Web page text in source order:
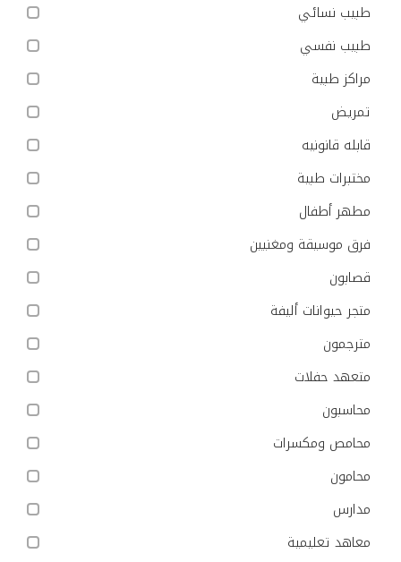
طبيب نسائي
طبيب نفسي
مراكز طبية
تمريض
قابله قانونيه
مختبرات طبية
مطهر أطفال
فرق موسيقة ومغنيين
قصابون
متجر حيوانات أليفة
مترجمون
متعهد حفلات
محاسبون
محامص ومكسرات
محامون
مدارس
معاهد تعليمية